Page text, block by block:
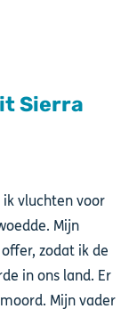
Sierra
vluchten voor
Mijn
zodat ik de
in ons land. Er
Mijn vader